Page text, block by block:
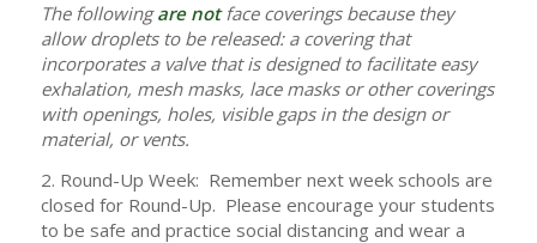
The followingare notface coverings because they
allow droplets to be released: a covering that
incorporates a valve that is designed to facilitate easy
exhalation, mesh masks, lace masks or other coverings
with openings, holes, visible gaps in the design or
material, or vents.
2. Round-Up Week: Remember next week schools are
closed for Round-Up. Please encourage your students
to be safe and practice social distancing and wear a